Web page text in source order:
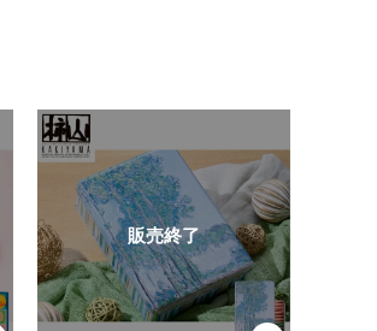
販売終了